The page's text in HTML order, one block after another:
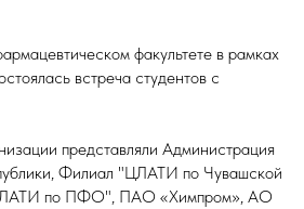
факультете в рамках
встреча студентов с
представляли Администрация
Филиал "ЦЛАТИ по Чувашской
по ПФО", ПАО «Химпром», АО